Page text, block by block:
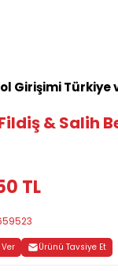
Girişimi Türkiye
& Salih
TL
Ürünü Tavsiye Et